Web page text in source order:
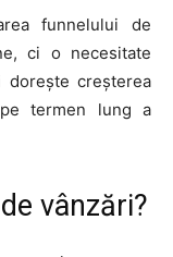
funnelului de
ci o necesitate
creșterea
termen lung a
vânzări?